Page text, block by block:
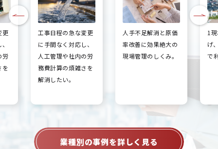
更
労
を
工事日程の急な変更
に手間なく対応し、
人工管理や社内の労
務費計算の煩雑さを
解消したい。
人手不足解消と原価
率改善に効果絶大の
現場管理のしくみ。
1
げ
で
業種別の事例を詳しく見る